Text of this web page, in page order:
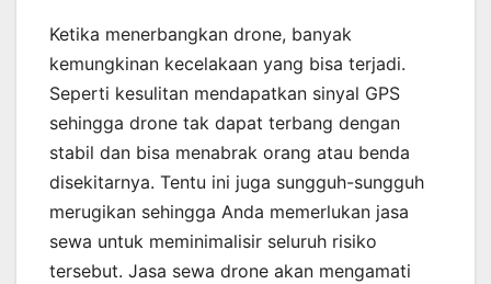
Ketika menerbangkan drone, banyak
kemungkinan kecelakaan yang bisa terjadi.
Seperti kesulitan mendapatkan sinyal GPS
sehingga drone tak dapat terbang dengan
stabil dan bisa menabrak orang atau benda
disekitarnya. Tentu ini juga sungguh-sungguh
merugikan sehingga Anda memerlukan jasa
sewa untuk meminimalisir seluruh risiko
tersebut. Jasa sewa drone akan mengamati